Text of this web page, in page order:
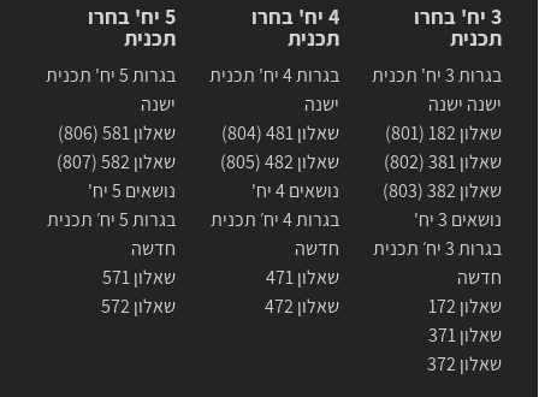
3 יח' בחרו
תכנית
בגרות 3 יח' תכנית
ישנה ישנה
שאלון 182 (801)
שאלון 381 (802)
שאלון 382 (803)
נושאים 3 יח'
בגרות 3 יח׳ תכנית
חדשה
שאלון 172
שאלון 371
שאלון 372
4 יח' בחרו
תכנית
בגרות 4 יח' תכנית
ישנה
שאלון 481 (804)
שאלון 482 (805)
נושאים 4 יח'
בגרות 4 יח׳ תכנית
חדשה
שאלון 471
שאלון 472
5 יח' בחרו
תכנית
בגרות 5 יח' תכנית
ישנה
שאלון 581 (806)
שאלון 582 (807)
נושאים 5 יח'
בגרות 5 יח׳ תכנית
חדשה
שאלון 571
שאלון 572